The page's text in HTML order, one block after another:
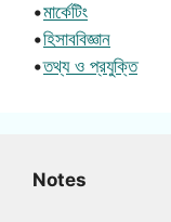
•মার্কেটিং
•হিসাববিজ্ঞান
•তথ্য ও প্রযুক্তি
Notes